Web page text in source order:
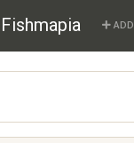
Fishmapia